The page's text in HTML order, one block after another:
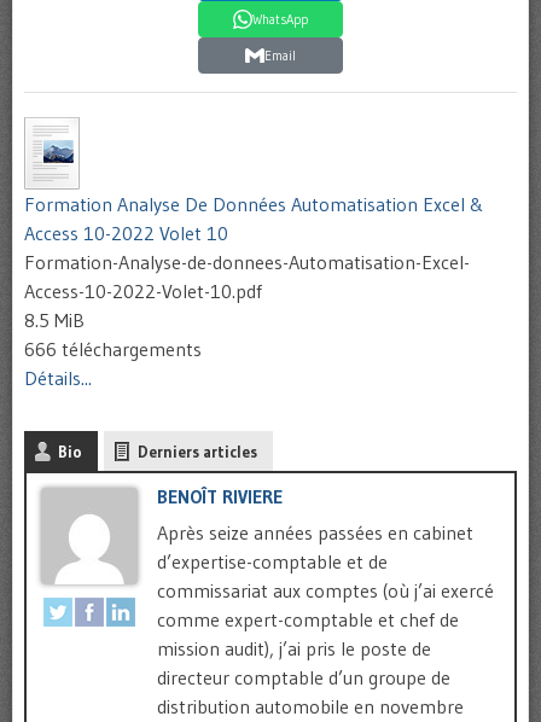
WhatsApp
Email
Formation Analyse De Données Automatisation Excel &
Access 10-2022 Volet 10
Formation-Analyse-de-donnees-Automatisation-Excel-
Access-10-2022-Volet-10.pdf
8.5 MiB
666 téléchargements
Détails...
Bio Derniers articles
BENOÎT RIVIERE
Après seize années passées en cabinet
d’expertise-comptable et de
commissariat aux comptes (où j’ai exercé
comme expert-comptable et chef de
mission audit), j’ai pris le poste de
directeur comptable d’un groupe de
distribution automobile en novembre